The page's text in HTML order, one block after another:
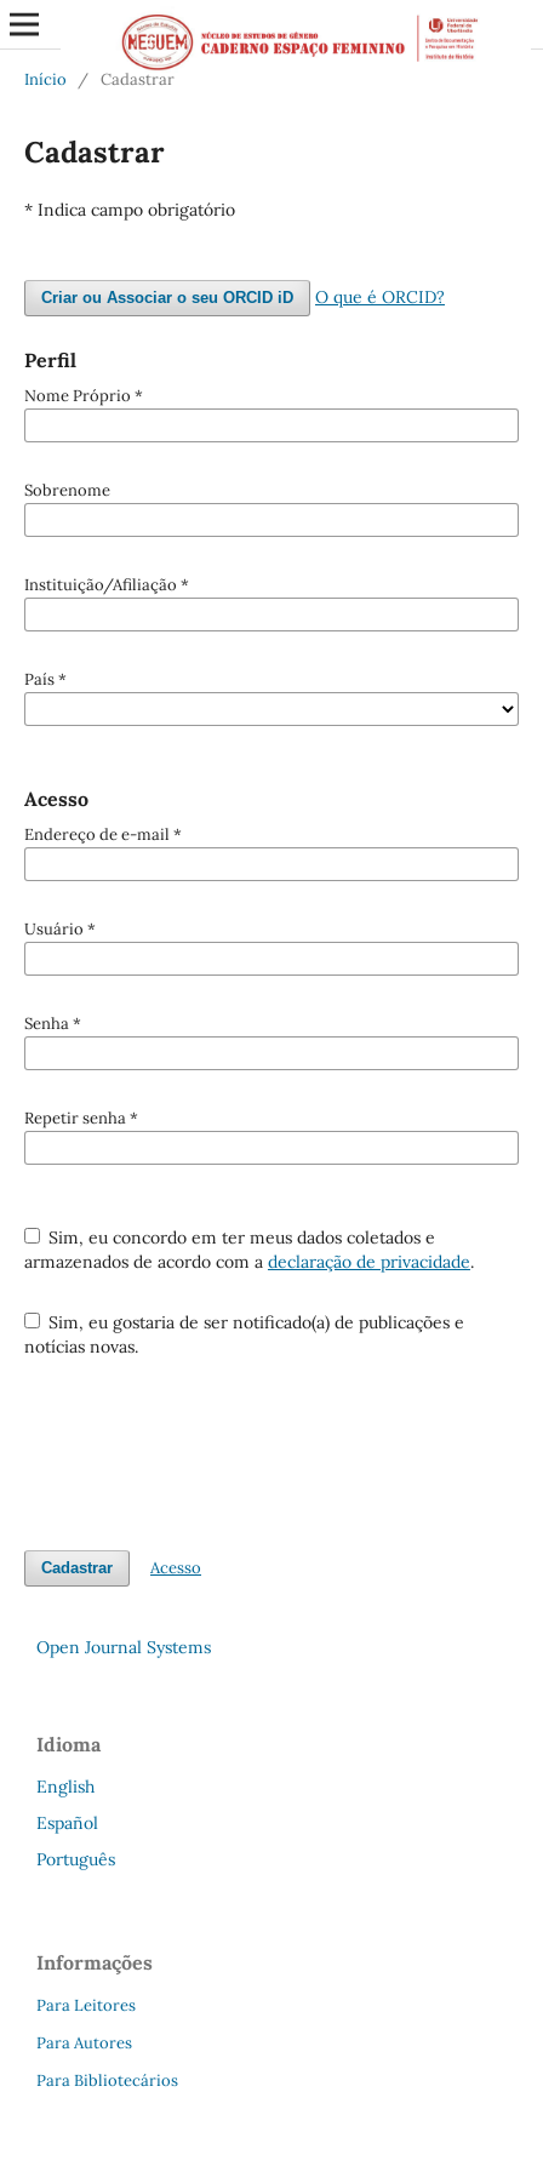
Início / Cadastrar
Cadastrar
* Indica campo obrigatório
Criar ou Associar o seu ORCID iD O que é ORCID?
Perfil
Nome Próprio *
Sobrenome
Instituição/Afiliação *
País*
Acesso
Endereço de e-mail *
Usuário *
Senha*
Repetir senha*
Sim, eu concordo em ter meus dados coletados e
armazenados de acordo com a declaração de privacidade.
Sim, eu gostaria de ser notificado(a) de publicações e
notícias novas.
Cadastrar Acesso
Open Journal Systems
Idioma
English
Español
Português
Informações
Para Leitores
Para Autores
Para Bibliotecários